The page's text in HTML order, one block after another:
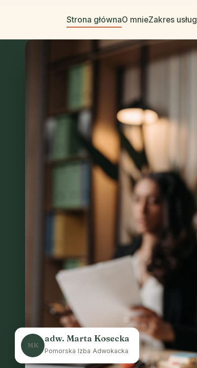
Strona głównaO mnieZakres usług
MK
adw. Marta Kosecka
Pomorska Izba Adwokacka